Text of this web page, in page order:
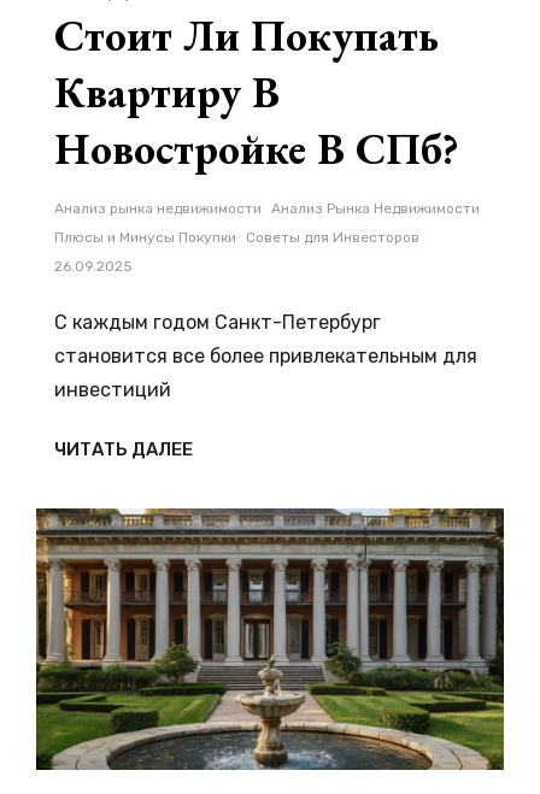
Стоит Ли Покупать
Квартиру В
Новостройке В СПб?
Рубрики
Анализ рынка недвижимости
Анализ Рынка Недвижимости
Плюсы и Минусы Покупки
Советы для Инвесторов
26.09.2025
С каждым годом Санкт-Петербург
становится все более привлекательным для
инвестиций
ЧИТАТЬ ДАЛЕЕИНВЕСТИЦИИ
В
КВАРТИРУ
В
НОВОСТРОЙКЕ
В
СПБ?